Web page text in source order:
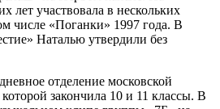
лет участвовала в нескольких
числе «Поганки» 1997 года. В
Наталью утвердили без
отделение московской
закончила 10 и 11 классы. В